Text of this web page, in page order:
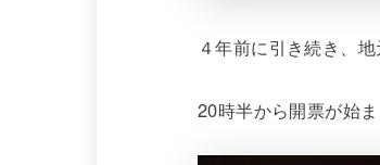
４年前に引き続き、
20時半から開票が始